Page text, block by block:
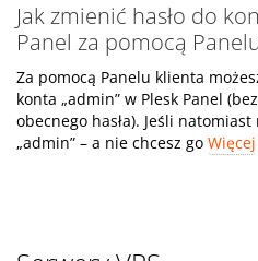
Jak zmienić hasło do
Panel za pomocą
Za pomocą Panelu klienta
konta „admin” w Plesk Panel
obecnego hasła). Jeśli
„admin” – a nie chcesz go Więcej